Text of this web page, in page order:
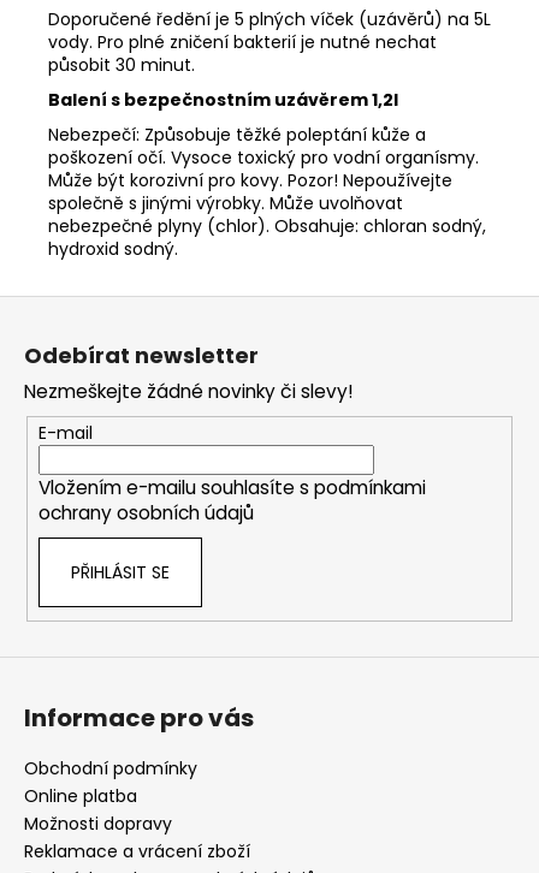
Doporučené ředění je 5 plných víček (uzávěrů) na 5L
vody. Pro plné zničení bakterií je nutné nechat
působit 30 minut.
Balení s bezpečnostním uzávěrem 1,2l
Nebezpečí: Způsobuje těžké poleptání kůže a
poškození očí. Vysoce toxický pro vodní organísmy.
Může být korozivní pro kovy. Pozor! Nepoužívejte
společně s jinými výrobky. Může uvolňovat
nebezpečné plyny (chlor). Obsahuje: chloran sodný,
hydroxid sodný.
Z
Odebírat newsletter
Nezmeškejte žádné novinky či slevy!
E-mail
Vložením e-mailu souhlasíte s podmínkami
ochrany osobních údajů
PŘIHLÁSIT SE
Informace pro vás
Obchodní podmínky
Online platba
Možnosti dopravy
Reklamace a vrácení zboží